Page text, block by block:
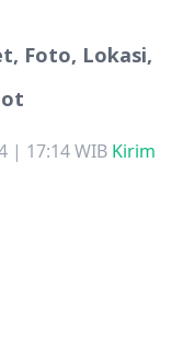
Foto, Lokasi,
| 17:14 WIB Kirim